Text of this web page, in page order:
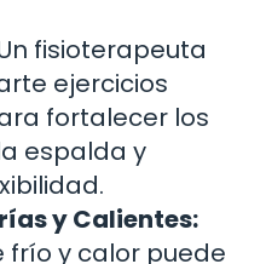
fisioterapeuta
ejercicios
fortalecer los
espalda y
y Calientes:
frío y calor puede